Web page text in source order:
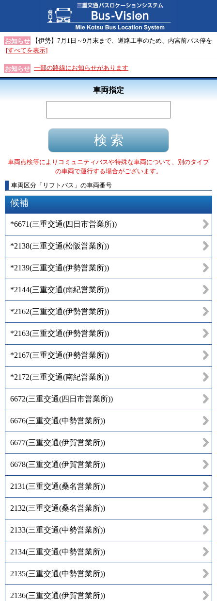
お知らせ
【伊勢】7月1日～9月末まで、道路工事のため、内宮前バス停を
[すべてを表示]
お知らせ 一部の路線にお知らせがあります
車両指定
車両点検等によりコミュニティバスや特殊な車両について、別のタイプ
の車両で運行する場合がございます。
車両区分 「 リフトバス 」 の車両番号
候補
*6671(三重交通(四日市営業所))
*2138(三重交通(松阪営業所))
*2139(三重交通(伊勢営業所))
*2144(三重交通(南紀営業所))
*2162(三重交通(伊勢営業所))
*2163(三重交通(伊勢営業所))
*2167(三重交通(伊勢営業所))
*2172(三重交通(南紀営業所))
6672(三重交通(四日市営業所))
6676(三重交通(中勢営業所))
6677(三重交通(伊賀営業所))
6678(三重交通(伊賀営業所))
2131(三重交通(桑名営業所))
2132(三重交通(桑名営業所))
2133(三重交通(中勢営業所))
2134(三重交通(中勢営業所))
2135(三重交通(中勢営業所))
2136(三重交通(伊賀営業所))